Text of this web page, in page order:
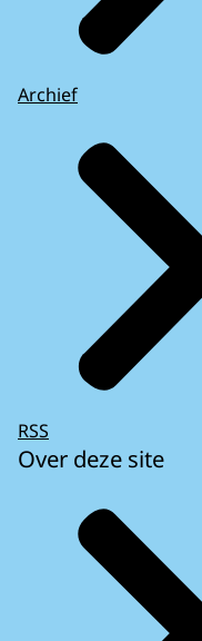
Archief
RSS
Over deze site